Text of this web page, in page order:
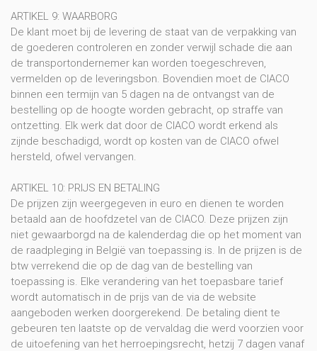
ARTIKEL 9: WAARBORG
De klant moet bij de levering de staat van de verpakking van
de goederen controleren en zonder verwijl schade die aan
de transportondernemer kan worden toegeschreven,
vermelden op de leveringsbon. Bovendien moet de CIACO
binnen een termijn van 5 dagen na de ontvangst van de
bestelling op de hoogte worden gebracht, op straffe van
ontzetting. Elk werk dat door de CIACO wordt erkend als
zijnde beschadigd, wordt op kosten van de CIACO ofwel
hersteld, ofwel vervangen.
ARTIKEL 10: PRIJS EN BETALING
De prijzen zijn weergegeven in euro en dienen te worden
betaald aan de hoofdzetel van de CIACO. Deze prijzen zijn
niet gewaarborgd na de kalenderdag die op het moment van
de raadpleging in België van toepassing is. In de prijzen is de
btw verrekend die op de dag van de bestelling van
toepassing is. Elke verandering van het toepasbare tarief
wordt automatisch in de prijs van de via de website
aangeboden werken doorgerekend. De betaling dient te
gebeuren ten laatste op de vervaldag die werd voorzien voor
de uitoefening van het herroepingsrecht, hetzij 7 dagen vanaf